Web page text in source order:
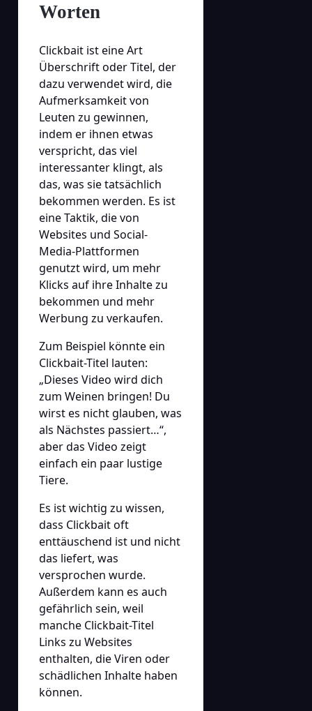
Worten
Clickbait ist eine Art
Überschrift oder Titel, der
dazu verwendet wird, die
Aufmerksamkeit von
Leuten zu gewinnen,
indem er ihnen etwas
verspricht, das viel
interessanter klingt, als
das, was sie tatsächlich
bekommen werden. Es ist
eine Taktik, die von
Websites und Social-
Media-Plattformen
genutzt wird, um mehr
Klicks auf ihre Inhalte zu
bekommen und mehr
Werbung zu verkaufen.
Zum Beispiel könnte ein
Clickbait-Titel lauten:
„Dieses Video wird dich
zum Weinen bringen! Du
wirst es nicht glauben, was
als Nächstes passiert…“,
aber das Video zeigt
einfach ein paar lustige
Tiere.
Es ist wichtig zu wissen,
dass Clickbait oft
enttäuschend ist und nicht
das liefert, was
versprochen wurde.
Außerdem kann es auch
gefährlich sein, weil
manche Clickbait-Titel
Links zu Websites
enthalten, die Viren oder
schädlichen Inhalte haben
können.